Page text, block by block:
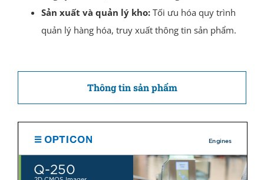
Sản xuất và quản lý kho:Tối ưu hóa quy trình
quản lý hàng hóa, truy xuất thông tin sản phẩm.
Thông tin sản phẩm